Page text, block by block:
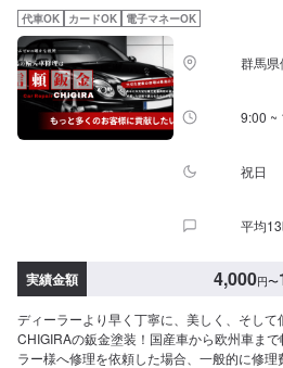
任せください！
い合わせ【2】お見積り【3】お見積りにご納
仕上がり次第納車-----------パーツ持ち込みに
可能です。オファーにて詳細をお願い致しま
日：日曜日、祝日営業時間：8:30~17:30
代車OK カードOK 電子マネーOK
群馬
9:00 ~
祝日
平均
実績金額 4,000円〜
ディーラーより早く丁寧に、美しく、そし
CHIGIRAの鈑金塗装！国産車から欧州車ま
ラー様へ修理を依頼した場合、一般的に修